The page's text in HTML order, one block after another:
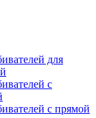
для
с
с прямой